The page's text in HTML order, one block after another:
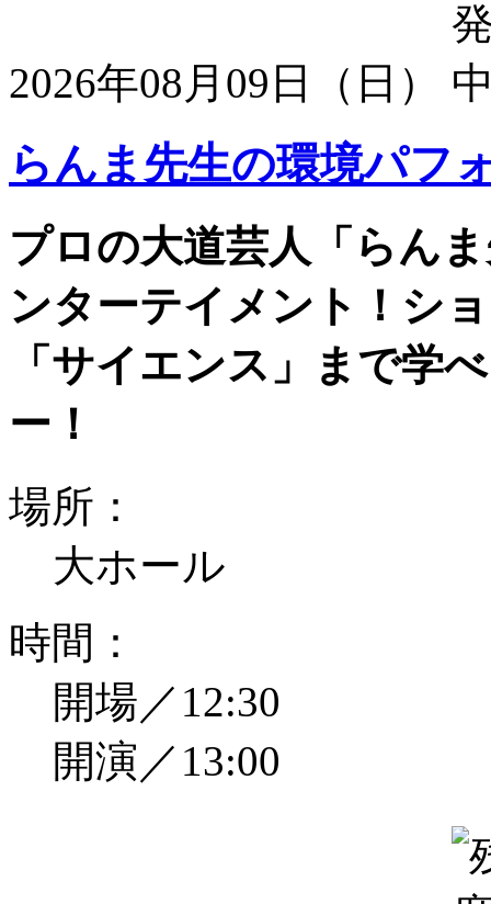
2026年08月09日（日）
らんま先生の環境パフ
プロの大道芸人「らん
ンターテイメント！シ
「サイエンス」まで学
ー！
場所：
大ホール
時間：
開場／12:30
開演／13:00